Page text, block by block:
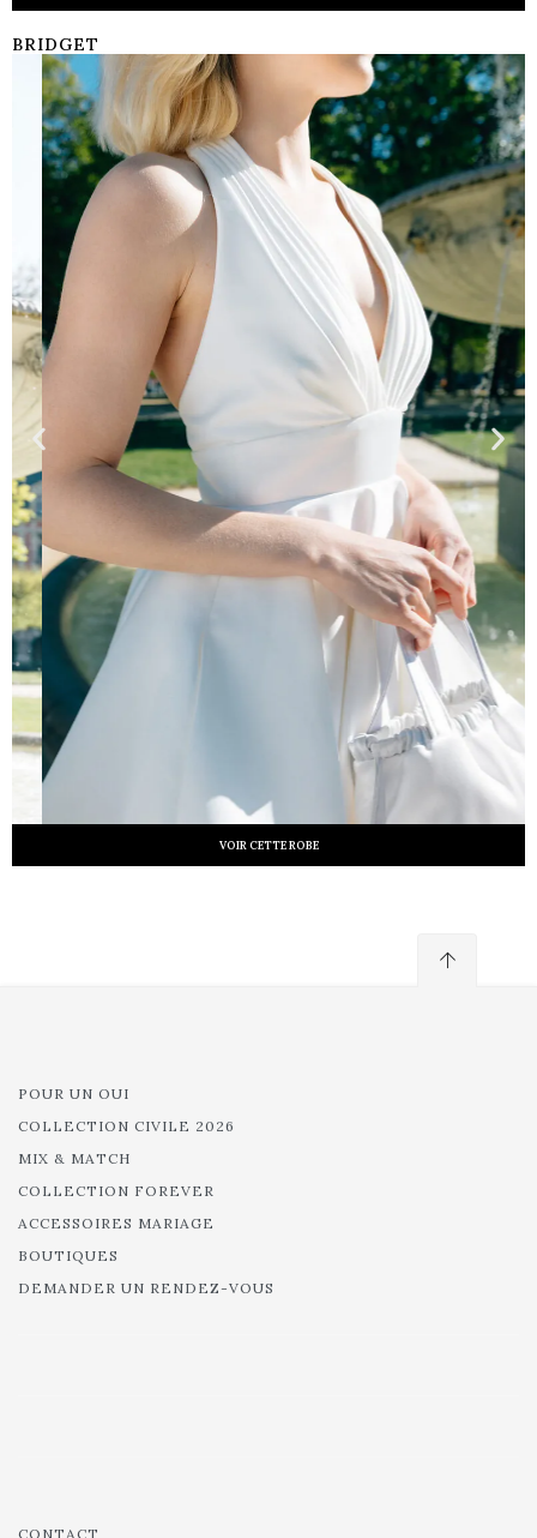
BRIDGET
VOIR CETTE ROBE
POUR UN OUI
COLLECTION CIVILE 2026
MIX & MATCH
COLLECTION FOREVER
ACCESSOIRES MARIAGE
BOUTIQUES
DEMANDER UN RENDEZ-VOUS
CONTACT